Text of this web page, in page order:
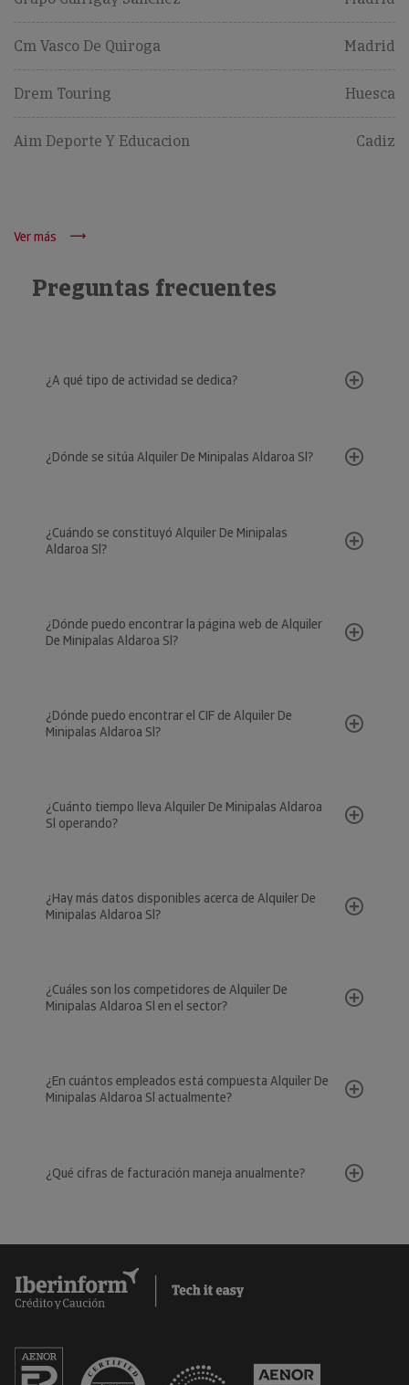
Cm Vasco De Quiroga Madrid
Drem Touring Huesca
Aim Deporte Y Educacion Cadiz
Ver más
Preguntas frecuentes
¿A qué tipo de actividad se dedica?
¿Dónde se sitúa Alquiler De Minipalas Aldaroa Sl?
¿Cuándo se constituyó Alquiler De Minipalas
Aldaroa Sl?
¿Dónde puedo encontrar la página web de Alquiler
De Minipalas Aldaroa Sl?
¿Dónde puedo encontrar el CIF de Alquiler De
Minipalas Aldaroa Sl?
¿Cuánto tiempo lleva Alquiler De Minipalas Aldaroa
Sl operando?
¿Hay más datos disponibles acerca de Alquiler De
Minipalas Aldaroa Sl?
¿Cuáles son los competidores de Alquiler De
Minipalas Aldaroa Sl en el sector?
¿En cuántos empleados está compuesta Alquiler De
Minipalas Aldaroa Sl actualmente?
¿Qué cifras de facturación maneja anualmente?